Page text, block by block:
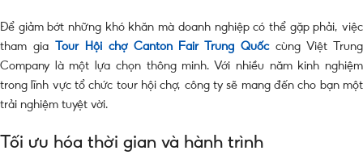
Để giảm bớt những khó khăn mà doanh nghiệp có thể gặp phải, việc
tham gia
Tour Hội chợ Canton Fair Trung Quốccùng Việt Trung
Company là một lựa chọn thông minh. Với nhiều năm kinh nghiệm
trong lĩnh vực tổ chức tour hội chợ, công ty sẽ mang đến cho bạn một
trải nghiệm tuyệt vời.
Tối ưu hóa thời gian và hành trình